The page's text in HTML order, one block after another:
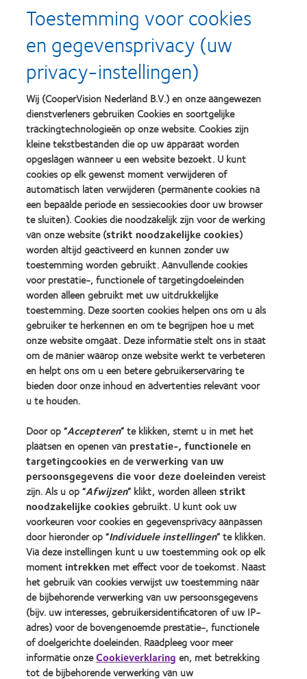
d’Or
product
award
met
MyDay™
(2013)
Lens
of
the
Year
(2013)
Learn
more
about
2012
&
2010
Best
Companies
for
Leaders
(2012)
Learn
more
about
Best
Factory
Awards
(2011)
Learn
more
about
ODMA
2011
(2011)
Learn
more
about
2012
REBRAND
100®
Global
Award
(2012)
Learn
more
about
BCLA
Industry
Award
Winner
Onze producten
Contactlenstechnologie
Vind je lens
Vind een opticien
Contactlenzen en gezichtsvermogen
Nieuwe drager
Ervaren drager
Over CooperVision
Vacatures bij CooperVision
Nieuwscentrum
Contact
Legal
Privacybeleid
Servicevoorwaarden
Toestemming voor cookies
en gegevensprivacy (uw
privacy-instellingen)
Wij (CooperVision Nederland B.V.) en onze aangewezen
dienstverleners gebruiken Cookies en soortgelijke
trackingtechnologieën op onze website. Cookies zijn
kleine tekstbestanden die op uw apparaat worden
opgeslagen wanneer u een website bezoekt. U kunt
cookies op elk gewenst moment verwijderen of
automatisch laten verwijderen (permanente cookies na
een bepaalde periode en sessiecookies door uw browser
te sluiten). Cookies die noodzakelijk zijn voor de werking
van onze website (strikt noodzakelijke cookies)
worden altijd geactiveerd en kunnen zonder uw
toestemming worden gebruikt. Aanvullende cookies
voor prestatie-, functionele of targetingdoeleinden
worden alleen gebruikt met uw uitdrukkelijke
toestemming. Deze soorten cookies helpen ons om u als
gebruiker te herkennen en om te begrijpen hoe u met
onze website omgaat. Deze informatie stelt ons in staat
om de manier waarop onze website werkt te verbeteren
en helpt ons om u een betere gebruikerservaring te
bieden door onze inhoud en advertenties relevant voor
u te houden.
Door op “Accepteren” te klikken, stemt u in met het
plaatsen en openen van prestatie-, functioneleen
targetingcookiesen deverwerking van uw
persoonsgegevens die voor deze doeleindenvereist
zijn. Als u op “Afwijzen” klikt, worden alleenstrikt
noodzakelijke cookiesgebruikt. U kunt ook uw
voorkeuren voor cookies en gegevensprivacy aanpassen
door hieronder op “Individuele instellingen” te klikken.
Via deze instellingen kunt u uw toestemming ook op elk
moment intrekken met effect voor de toekomst. Naast
het gebruik van cookies verwijst uw toestemming naar
de bijbehorende verwerking van uw persoonsgegevens
(bijv. uw interesses, gebruikersidentificatoren of uw IP-
adres) voor de bovengenoemde prestatie-, functionele
of doelgerichte doeleinden. Raadpleeg voor meer
informatie onzeCookieverklaring en, met betrekking
tot de bijbehorende verwerking van uw